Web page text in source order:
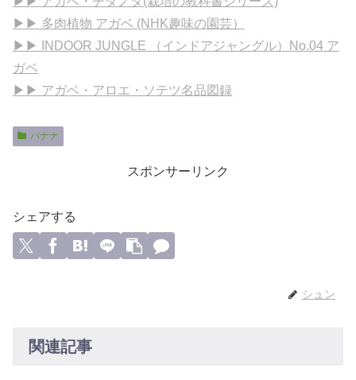
▶▶ 多肉植物 アガベ (NHK趣味の園芸）
▶▶ INDOOR JUNGLE （インドアジャングル）No.04 ア
ガベ
▶▶ アガベ・アロエ・ソテツ名品図録
バナナ
スポンサーリンク
シェアする
シュン
関連記事